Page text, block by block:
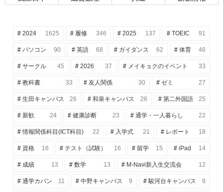
2024 1625 履修 346 2025 137 TOEIC 91
パソコン 90 英語 68 ガイダンス 62 体育 46
サークル 45 2026 37 メイキョクのイベント 33
教科書 33 友人関係 30 ゼミ 27
生田キャンパス 26 和泉キャンパス 26 第二外国語 25
新歓 24 健康診断 23 通学・一人暮らし 22
情報関係科目(ICT科目) 22 入学式 21 レポート 18
資格 16 テスト（試験） 16 留学 15 iPad 14
成績 13 数学 13 M-Navi新入生交流会 12
通学カバン 11 中野キャンパス 9 駿河台キャンパス 8